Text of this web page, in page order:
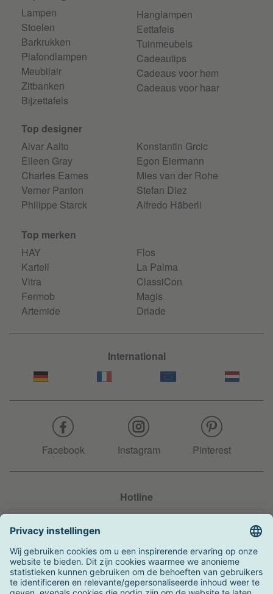
Lampen
Stoelen
Barkrukken
Plafondlampen
Meubilair
Zitbanken
Bijzettafels
Hanglampen
Eettafels
Tuinmeubels
Cadeautips
Cadeaus voor hem
Cadeaus voor haar
Top designer
Alvar Aalto
Eileen Gray
Charles Eames
Verner Panton
Philippe Starck
Konstantin Grcic
Egon Eiermann
Mies van der Rohe
Stefan Diez
Alfredo Häberli
Top merken
HAY
Kartell
Vitra
Fermob
Artemide
Flos
La Palma
ClassiCon
Magis
Driade
International
Facebook Instagram Pinterest
Hotline
Zo kunt u betalen